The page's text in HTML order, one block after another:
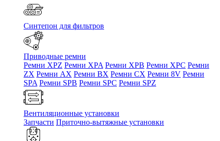
Синтепон для фильтров
Приводные ремни
Ремни XPZ Ремни XPA Ремни XPB Ремни XPC Ремни
ZX Ремни AX Ремни BX Ремни CX Ремни 8V Ремни
SPA Ремни SPB Ремни SPC Ремни SPZ
Вентиляционные установки
Запчасти Приточно-вытяжные установки